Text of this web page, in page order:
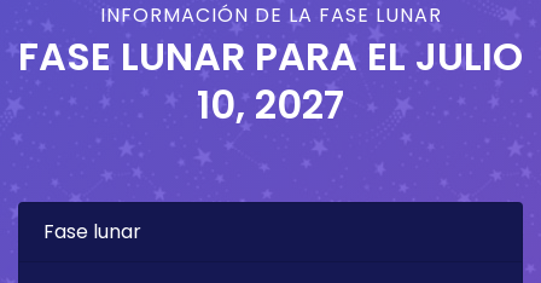
INFORMACIÓN DE LA FASE LUNAR
FASE LUNAR PARA EL JULIO
10, 2027
Fase lunar